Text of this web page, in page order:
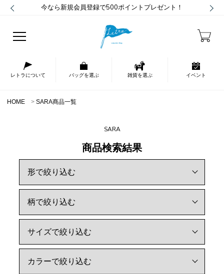
今なら新規会員登録で500ポイントプレゼント！
レトラについて バッグを選ぶ 雑貨を選ぶ イベント
HOME SARA商品一覧
SARA
商品検索結果